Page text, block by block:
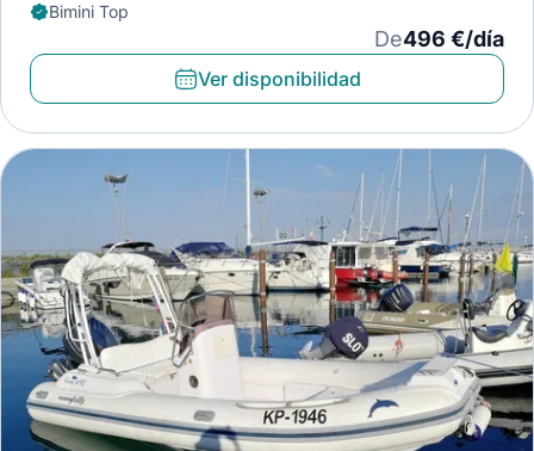
Bimini Top
De496 €/día
Ver disponibilidad